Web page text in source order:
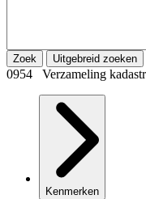
Zoek Uitgebreid zoeken
0954 Verzameling
Kenmerken